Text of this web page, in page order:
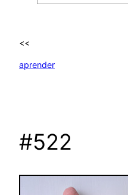
<<
aprender
#522